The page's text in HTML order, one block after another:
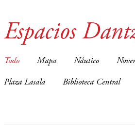
Espacios
Todo Mapa Náutico
Plaza Lasala Biblioteca Central